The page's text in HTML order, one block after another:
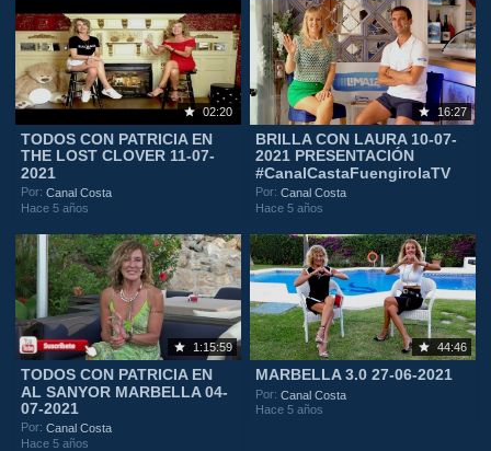
02:20
TODOS CON PATRICIA EN
THE LOST CLOVER 11-07-
2021
Por:Canal Costa
Hace 5 años
16:27
BRILLA CON LAURA 10-07-
2021 PRESENTACIÓN
#CanalCastaFuengirolaTV
Por:Canal Costa
Hace 5 años
1:15:59
TODOS CON PATRICIA EN
AL SANYOR MARBELLA 04-
07-2021
Por:Canal Costa
Hace 5 años
44:46
MARBELLA 3.0 27-06-2021
Por:Canal Costa
Hace 5 años